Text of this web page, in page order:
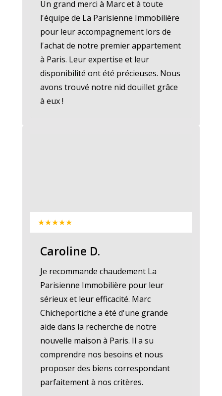
Un grand merci à Marc et à toute
l'équipe de La Parisienne Immobilière
pour leur accompagnement lors de
l'achat de notre premier appartement
à Paris. Leur expertise et leur
disponibilité ont été précieuses. Nous
avons trouvé notre nid douillet grâce
à eux !
★★★★★
Caroline D.
Je recommande chaudement La
Parisienne Immobilière pour leur
sérieux et leur efficacité. Marc
Chicheportiche a été d'une grande
aide dans la recherche de notre
nouvelle maison à Paris. Il a su
comprendre nos besoins et nous
proposer des biens correspondant
parfaitement à nos critères.